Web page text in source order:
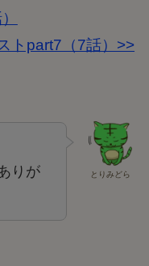
トpart7（7話）>>
とりみどら
りが